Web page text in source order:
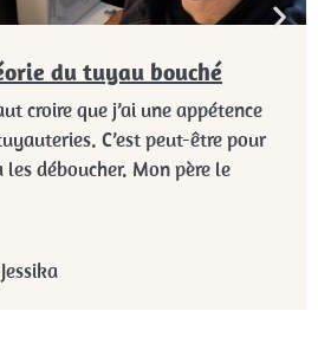
du tuyau bouché
croire que j’ai une appétence
C’est peut-être pour
déboucher. Mon père le
Jessika